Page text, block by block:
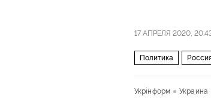
17 АПРЕЛЯ 2020,
Политика
Укрiнформ
Украина